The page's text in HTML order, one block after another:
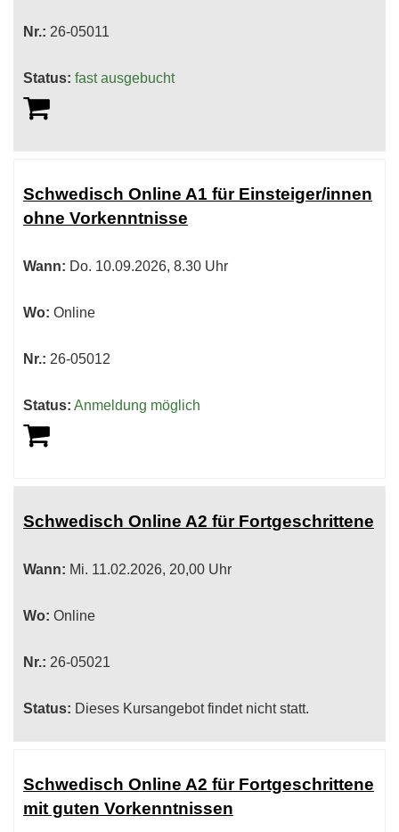
Nr.: 26-05011
Status: fast ausgebucht
Schwedisch Online A1 für Einsteiger/innen
ohne Vorkenntnisse
Wann: Do. 10.09.2026, 8.30 Uhr
Wo: Online
Nr.: 26-05012
Status: Anmeldung möglich
Schwedisch Online A2 für Fortgeschrittene
Wann: Mi. 11.02.2026, 20,00 Uhr
Wo: Online
Nr.: 26-05021
Status: Dieses Kursangebot findet nicht statt.
Schwedisch Online A2 für Fortgeschrittene
mit guten Vorkenntnissen